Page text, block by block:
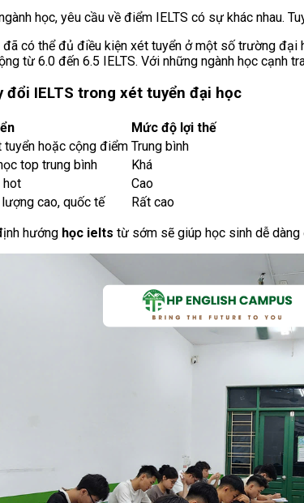
học, yêu cầu về điểm IELTS có sự khác nhau.
đã có thể đủ điều kiện xét tuyển ở một số trường
từ 6.0 đến 6.5 IELTS. Với những ngành học cạnh
đổi IELTS trong xét tuyển đại học
Mức độ lợi thế
hoặc cộng điểm Trung bình
top trung bình
Khá
hot
Cao
cao, quốc tế
Rất cao
hướng học ielts từ sớm sẽ giúp học sinh dễ